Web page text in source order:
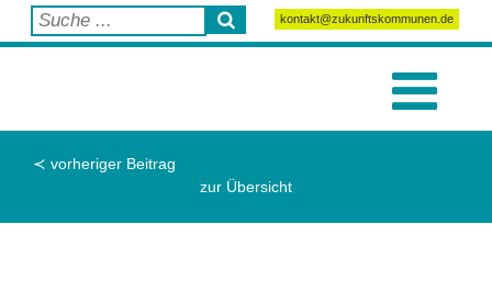
kontakt@zukunftskommunen.de
≺ vorheriger Beitrag
zur Übersicht